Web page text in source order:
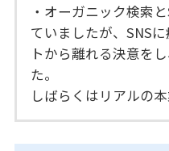
・オーガニック検索
ていましたが、SNS
トから離れる決意を
た。
しばらくはリアルの本